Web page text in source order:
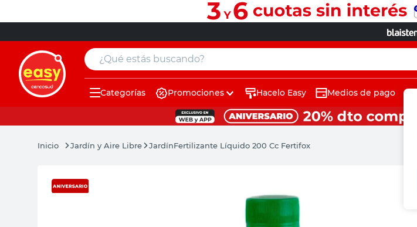
¿Qué estás buscando?
Categorías Promociones Hacelo Easy Medios de pago
Jardín y Aire Libre JardínFertilizante Líquido 200 Cc Fertifox
muebles